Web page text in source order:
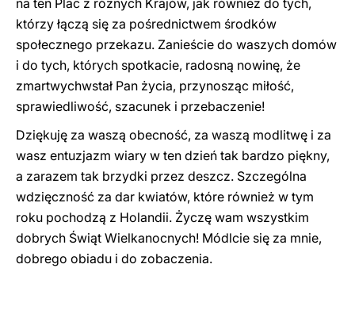
na ten Plac z różnych Krajów, jak również do tych,
którzy łączą się za pośrednictwem środków
społecznego przekazu. Zanieście do waszych domów
i do tych, których spotkacie, radosną nowinę, że
zmartwychwstał Pan życia, przynosząc miłość,
sprawiedliwość, szacunek i przebaczenie!
Dziękuję za waszą obecność, za waszą modlitwę i za
wasz entuzjazm wiary w ten dzień tak bardzo piękny,
a zarazem tak brzydki przez deszcz. Szczególna
wdzięczność za dar kwiatów, które również w tym
roku pochodzą z Holandii. Życzę wam wszystkim
dobrych Świąt Wielkanocnych! Módlcie się za mnie,
dobrego obiadu i do zobaczenia.